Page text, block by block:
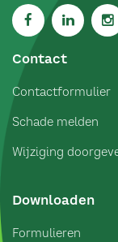
Contact
Contactformulier
Schade melden
Wijziging
Downloaden
Formulieren